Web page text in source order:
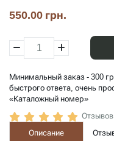
550.00 грн.
Минимальный заказ - 300
быстрого ответа, очень
«Каталожный номер»
Отзывов
Описание